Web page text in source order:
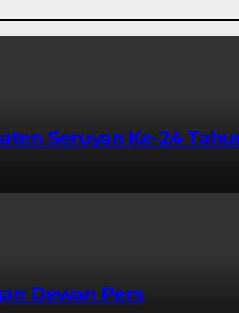
Seruyan Ke-24
Dewan Pers